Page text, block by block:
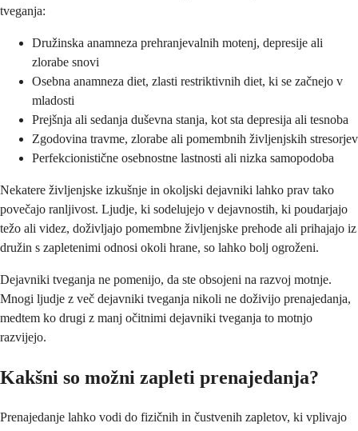
tveganja:
Družinska anamneza prehranjevalnih motenj, depresije ali
zlorabe snovi
Osebna anamneza diet, zlasti restriktivnih diet, ki se začnejo v
mladosti
Prejšnja ali sedanja duševna stanja, kot sta depresija ali tesnoba
Zgodovina travme, zlorabe ali pomembnih življenjskih stresorjev
Perfekcionistične osebnostne lastnosti ali nizka samopodoba
Nekatere življenjske izkušnje in okoljski dejavniki lahko prav tako
povečajo ranljivost. Ljudje, ki sodelujejo v dejavnostih, ki poudarjajo
težo ali videz, doživljajo pomembne življenjske prehode ali prihajajo iz
družin s zapletenimi odnosi okoli hrane, so lahko bolj ogroženi.
Dejavniki tveganja ne pomenijo, da ste obsojeni na razvoj motnje.
Mnogi ljudje z več dejavniki tveganja nikoli ne doživijo prenajedanja,
medtem ko drugi z manj očitnimi dejavniki tveganja to motnjo
razvijejo.
Kakšni so možni zapleti prenajedanja?
Prenajedanje lahko vodi do fizičnih in čustvenih zapletov, ki vplivajo